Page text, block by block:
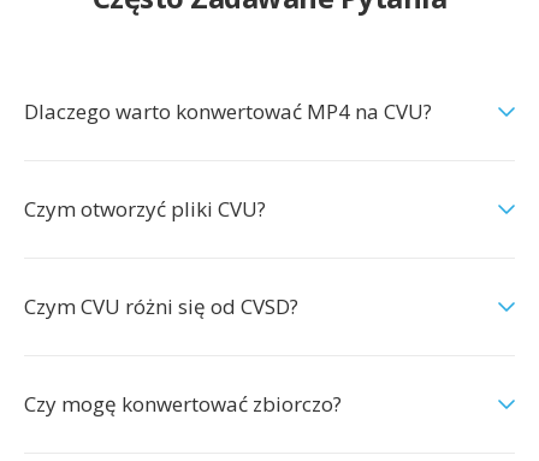
Dlaczego warto konwertować MP4 na CVU?
Czym otworzyć pliki CVU?
Czym CVU różni się od CVSD?
Czy mogę konwertować zbiorczo?